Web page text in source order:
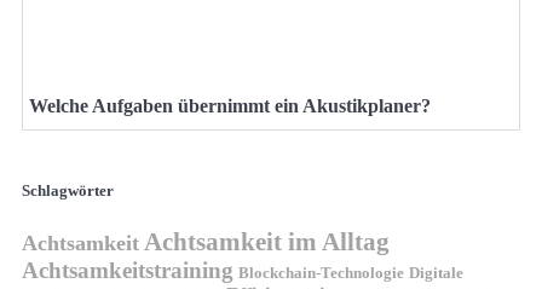
Welche Aufgaben übernimmt ein Akustikplaner?
Schlagwörter
Achtsamkeit Achtsamkeit im Alltag
Achtsamkeitstraining Blockchain-Technologie Digitale